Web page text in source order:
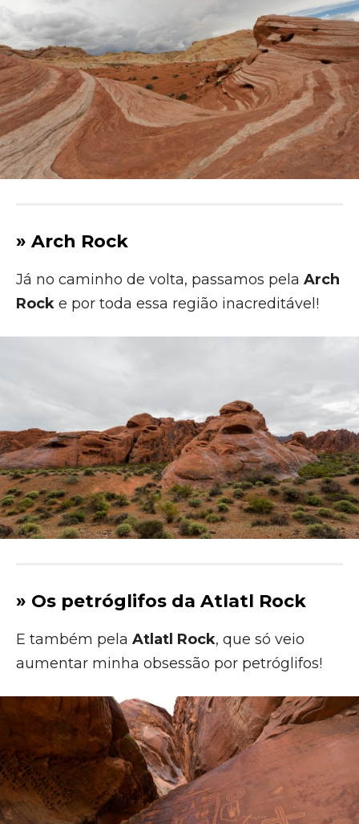
» Arch Rock
Já no caminho de volta, passamos pela Arch
Rock e por toda essa região inacreditável!
» Os petróglifos da Atlatl Rock
E também pela Atlatl Rock, que só veio
aumentar minha obsessão por petróglifos!